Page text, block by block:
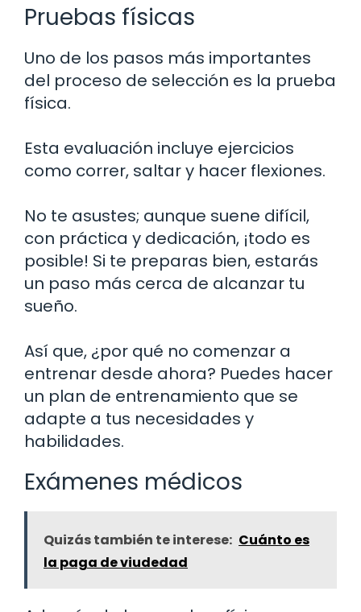
Pruebas físicas
Uno de los pasos más importantes
del proceso de selección es la prueba
física.
Esta evaluación incluye ejercicios
como correr, saltar y hacer flexiones.
No te asustes; aunque suene difícil,
con práctica y dedicación, ¡todo es
posible! Si te preparas bien, estarás
un paso más cerca de alcanzar tu
sueño.
Así que, ¿por qué no comenzar a
entrenar desde ahora? Puedes hacer
un plan de entrenamiento que se
adapte a tus necesidades y
habilidades.
Exámenes médicos
Quizás también te interese: Cuánto es
la paga de viudedad